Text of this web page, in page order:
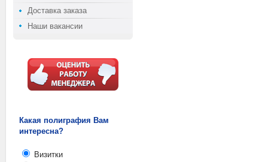
Доставка заказа
Наши вакансии
Какая полиграфия Вам
интересна?
Визитки